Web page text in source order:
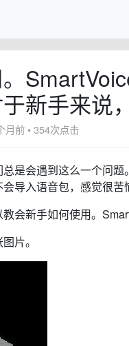
新手来说
月前 •354次点击
是会遇到这么一个问
导入语音包，感觉很苦
会新手如何使用。
片。